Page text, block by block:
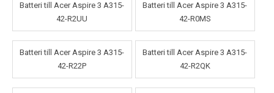
Batteri till Acer Aspire 3 A315-
42-R2UU
Batteri till Acer Aspire 3 A315-
42-R0MS
Batteri till Acer Aspire 3 A315-
42-R22P
Batteri till Acer Aspire 3 A315-
42-R2QK